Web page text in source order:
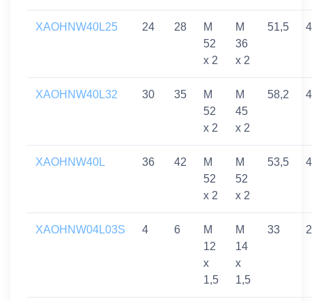
XAOHNW40L25 24 28
M
52
x 2
M
36
x 2
51,5
XAOHNW40L32 30 35
M
52
x 2
M
45
x 2
58,2
XAOHNW40L 36 42
M
52
x 2
M
52
x 2
53,5
XAOHNW04L03S 4 6
M
12
x
1,5
M
14
x
1,5
33